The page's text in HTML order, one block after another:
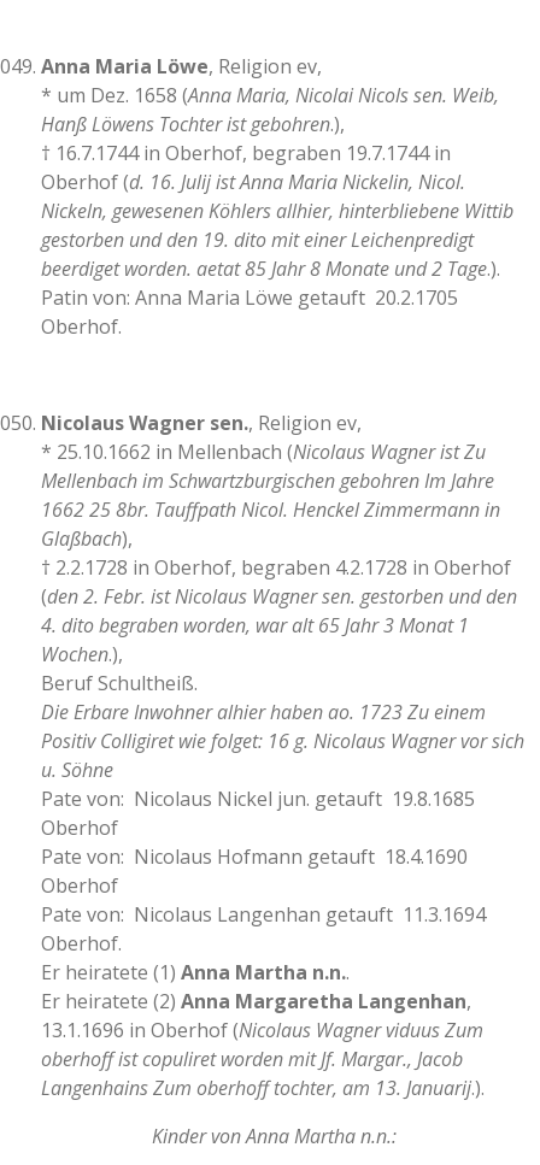
Anna Maria Löwe, Religion ev,
* um Dez. 1658 (Anna Maria, Nicolai Nicols sen. Weib,
Hanß Löwens Tochter ist gebohren.),
† 16.7.1744 in Oberhof, begraben 19.7.1744 in
Oberhof (d. 16. Julij ist Anna Maria Nickelin, Nicol.
Nickeln, gewesenen Köhlers allhier, hinterbliebene Wittib
gestorben und den 19. dito mit einer Leichenpredigt
beerdiget worden. aetat 85 Jahr 8 Monate und 2 Tage.).
Patin von: Anna Maria Löwe getauft 20.2.1705
Oberhof.
Nicolaus Wagner sen., Religion ev,
* 25.10.1662 in Mellenbach (Nicolaus Wagner ist Zu
Mellenbach im Schwartzburgischen gebohren Im Jahre
1662 25 8br. Tauffpath Nicol. Henckel Zimmermann in
Glaßbach),
† 2.2.1728 in Oberhof, begraben 4.2.1728 in Oberhof
(den 2. Febr. ist Nicolaus Wagner sen. gestorben und den
4. dito begraben worden, war alt 65 Jahr 3 Monat 1
Wochen.),
Beruf Schultheiß.
Die Erbare Inwohner alhier haben ao. 1723 Zu einem
Positiv Colligiret wie folget: 16 g. Nicolaus Wagner vor sich
u. Söhne
Pate von: Nicolaus Nickel jun. getauft 19.8.1685
Oberhof
Pate von: Nicolaus Hofmann getauft 18.4.1690
Oberhof
Pate von: Nicolaus Langenhan getauft 11.3.1694
Oberhof.
Er heiratete (1) Anna Martha n.n..
Er heiratete (2) Anna Margaretha Langenhan,
13.1.1696 in Oberhof (Nicolaus Wagner viduus Zum
oberhoff ist copuliret worden mit Jf. Margar., Jacob
Langenhains Zum oberhoff tochter, am 13. Januarij.).
Kinder von Anna Martha n.n.: